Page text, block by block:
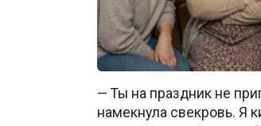
— Ты на праздник не
намекнула свекровь. Я